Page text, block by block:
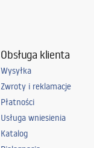
Obsługa klienta
Wysyłka
Zwroty i reklamacje
Płatności
Usługa wniesienia
Katalog